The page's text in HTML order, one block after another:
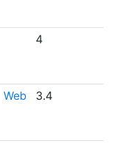
4
Web 3.4